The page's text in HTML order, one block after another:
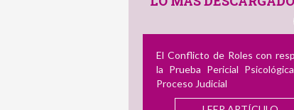
El Conflicto de Roles con respecto a
la Prueba Pericial Psicológica en el
Proceso Judicial